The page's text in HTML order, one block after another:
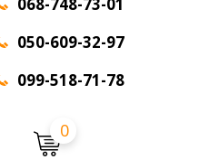
050-609-32-97
099-518-71-78
0